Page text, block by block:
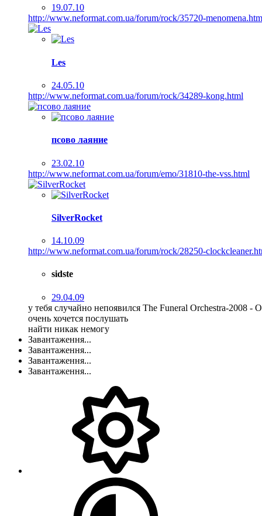
19.07.10
http://www.neformat.com.ua/forum/rock/35720-
Les
24.05.10
http://www.neformat.com.ua/forum/rock/34289-kong.html
псово лаяние
23.02.10
http://www.neformat.com.ua/forum/emo/31810-the-vss.html
SilverRocket
14.10.09
http://www.neformat.com.ua/forum/rock/28250-
sidste
29.04.09
у тебя случайно непоявился The Funeral Orchestra-2008 -
очень хочется послушать
найти никак немогу
Завантаження...
Завантаження...
Завантаження...
Завантаження...